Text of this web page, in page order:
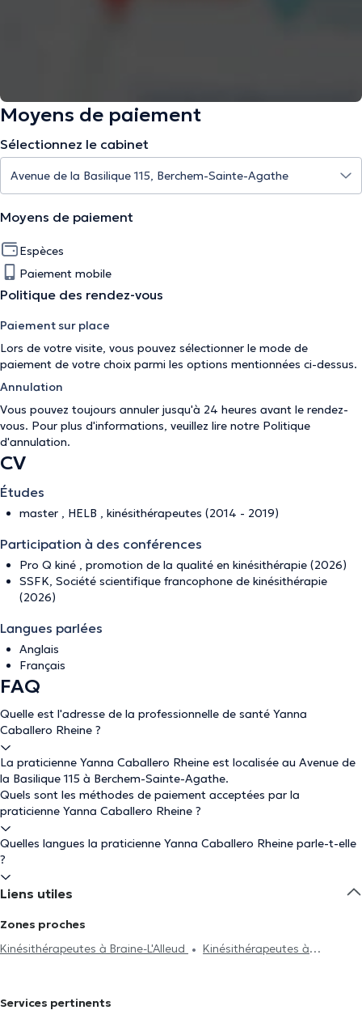
Moyens de paiement
Sélectionnez le cabinet
Moyens de paiement
Espèces
Paiement mobile
Politique des rendez-vous
Paiement sur place
Lors de votre visite, vous pouvez sélectionner le mode de
paiement de votre choix parmi les options mentionnées ci-dessus.
Annulation
Vous pouvez toujours annuler jusqu'à 24 heures avant le rendez-
vous. Pour plus d'informations, veuillez lire notre Politique
d'annulation.
CV
Études
master , HELB , kinésithérapeutes (2014 - 2019)
Participation à des conférences
Pro Q kiné , promotion de la qualité en kinésithérapie (2026)
SSFK, Société scientifique francophone de kinésithérapie
(2026)
Langues parlées
Anglais
Français
FAQ
Quelle est l'adresse de la professionnelle de santé Yanna
Caballero Rheine ?
La praticienne Yanna Caballero Rheine est localisée au Avenue de
la Basilique 115 à Berchem-Sainte-Agathe.
Quels sont les méthodes de paiement acceptées par la
praticienne Yanna Caballero Rheine ?
Quelles langues la praticienne Yanna Caballero Rheine parle-t-elle
?
Liens utiles
Zones proches
Kinésithérapeutes à Braine-L'Alleud
Kinésithérapeutes à
Services pertinents